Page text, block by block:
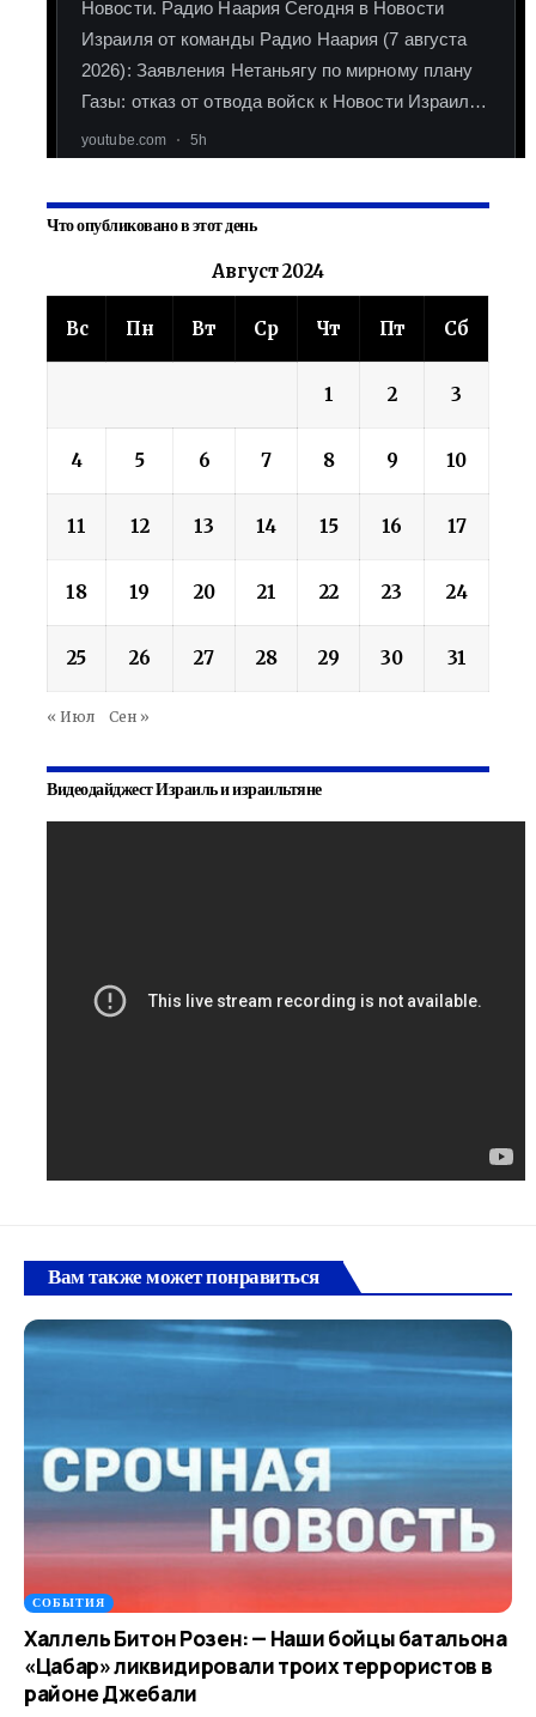
Что опубликовано в этот день
Август 2024
Вс Пн Вт Ср Чт Пт Сб
1 2 3
4 5 6 7 8 9 10
11 12 13 14 15 16 17
18 19 20 21 22 23 24
25 26 27 28 29 30 31
« Июл Сен »
Видеодайджест Израиль и израильтяне
Вам также может понравиться
СОБЫТИЯ
Халлель Битон Розен: — Наши бойцы батальона
«Цабар» ликвидировали троих террористов в
районе Джебали